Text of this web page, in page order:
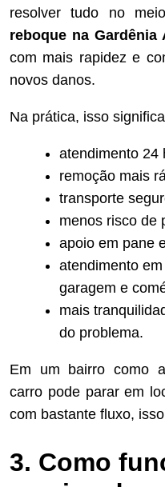
resolver tudo no
reboque na Gardênia
com mais rapidez e
novos danos.
Na prática, isso
atendimento 24
remoção mais
transporte
menos risco de
apoio em pane
atendimento
garagem e
mais
do problema.
Em um bairro como
carro pode parar em
com bastante fluxo,
3. Como